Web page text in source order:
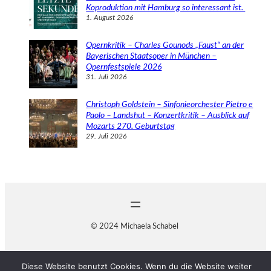
Koproduktion mit Hamburg so interessant ist.
1. August 2026
Opernkritik – Charles Gounods „Faust“ an der
Bayerischen Staatsoper in München –
Opernfestspiele 2026
31. Juli 2026
Christoph Goldstein – Sinfonieorchester Pietro e
Paolo – Landshut – Konzertkritik – Ausblick auf
Mozarts 270. Geburtstag
29. Juli 2026
© 2024 Michaela Schabel
Diese Website benutzt Cookies. Wenn du die Website weiter